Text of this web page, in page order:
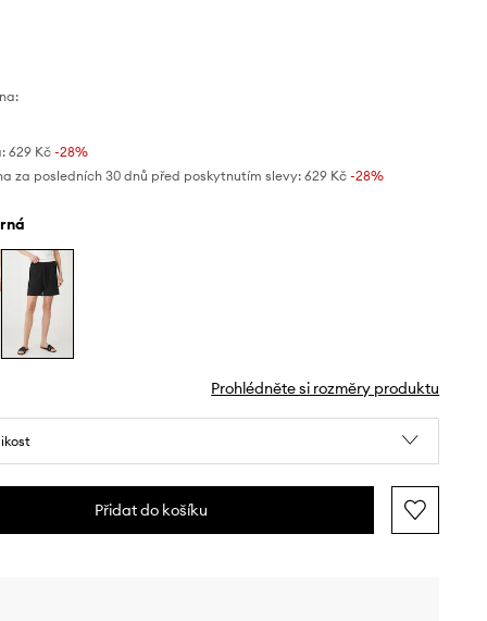
629 Kč-28%
za posledních 30 dnů před poskytnutím slevy: 629 Kč -28%
Prohlédněte si rozměry produktu
Přidat do košíku